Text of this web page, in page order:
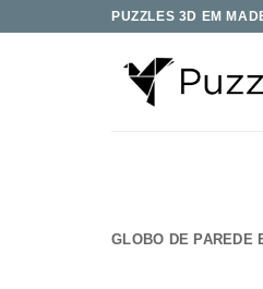
PUZZLES 3D EM
GLOBO DE PAREDE